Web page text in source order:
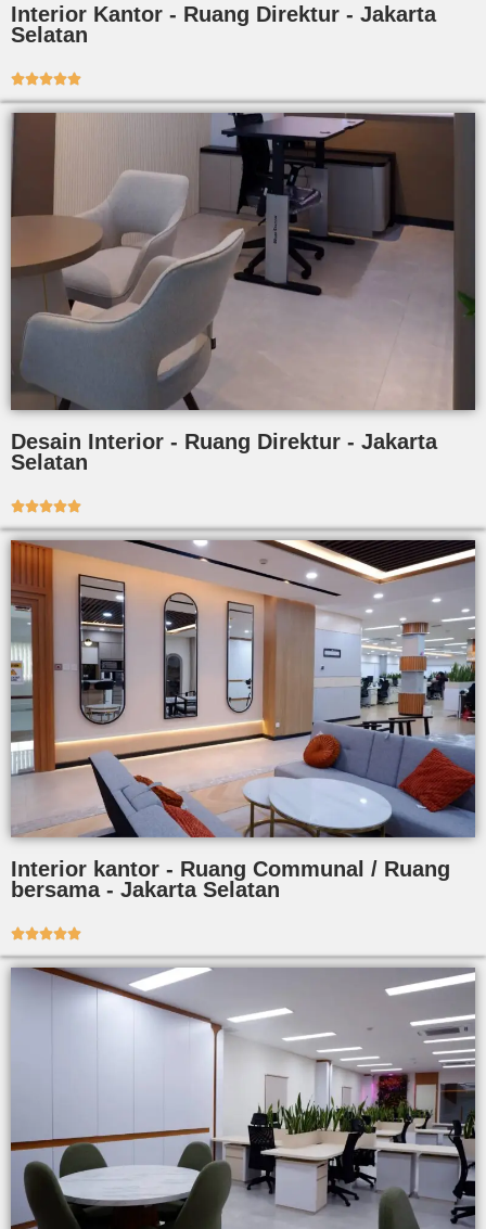
Interior Kantor - Ruang Direktur - Jakarta
Selatan

Desain Interior - Ruang Direktur - Jakarta
Selatan

Interior kantor - Ruang Communal / Ruang
bersama - Jakarta Selatan
